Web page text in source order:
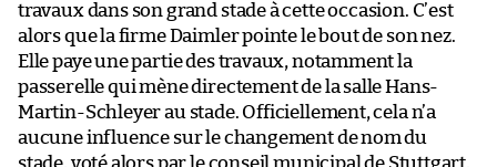
travaux dans son grand stade à cette occasion. C’est
alors que la firme Daimler pointe le bout de son nez.
Elle paye une partie des travaux, notamment la
passerelle qui mène directement de la salle Hans-
Martin-Schleyer au stade. Officiellement, cela n’a
aucune influence sur le changement de nom du